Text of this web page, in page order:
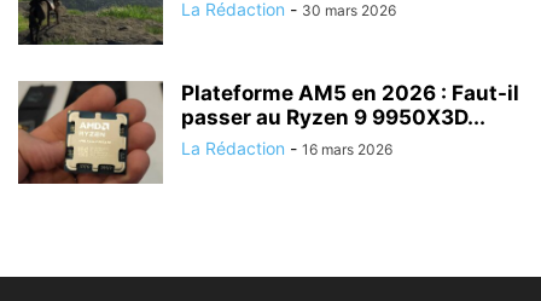
La Rédaction - 30 mars 2026
Plateforme AM5 en 2026 : Faut-il
passer au Ryzen 9 9950X3D...
La Rédaction - 16 mars 2026